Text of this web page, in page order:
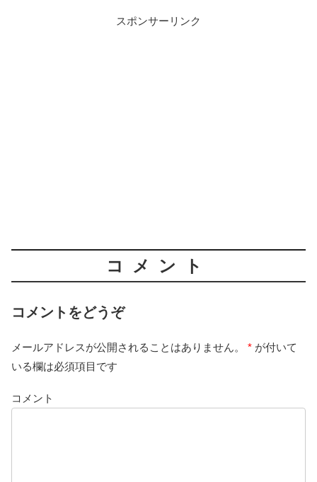
スポンサーリンク
コメント
コメントをどうぞ
メールアドレスが公開されることはありません。 * が付いて
いる欄は必須項目です
コメント